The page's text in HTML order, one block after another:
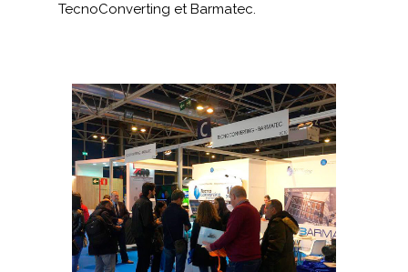
TecnoConverting et Barmatec.